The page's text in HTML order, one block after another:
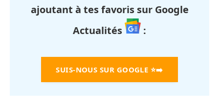
ajoutant à tes favoris sur Google
Actualités
:
SUIS-NOUS SUR GOOGLE ⭐➡️